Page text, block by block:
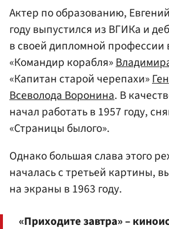
Актер по образованию,
году выпустился из ВГИКа и
в своей дипломной профессии
«Командир корабля»
«Капитан старой черепахи»
Всеволода Воронина. В
начал работать в 1957 году,
«Страницы былого».
Однако большая слава этого
началась с третьей картины,
на экраны в 1963 году.
«Приходите завтра» –